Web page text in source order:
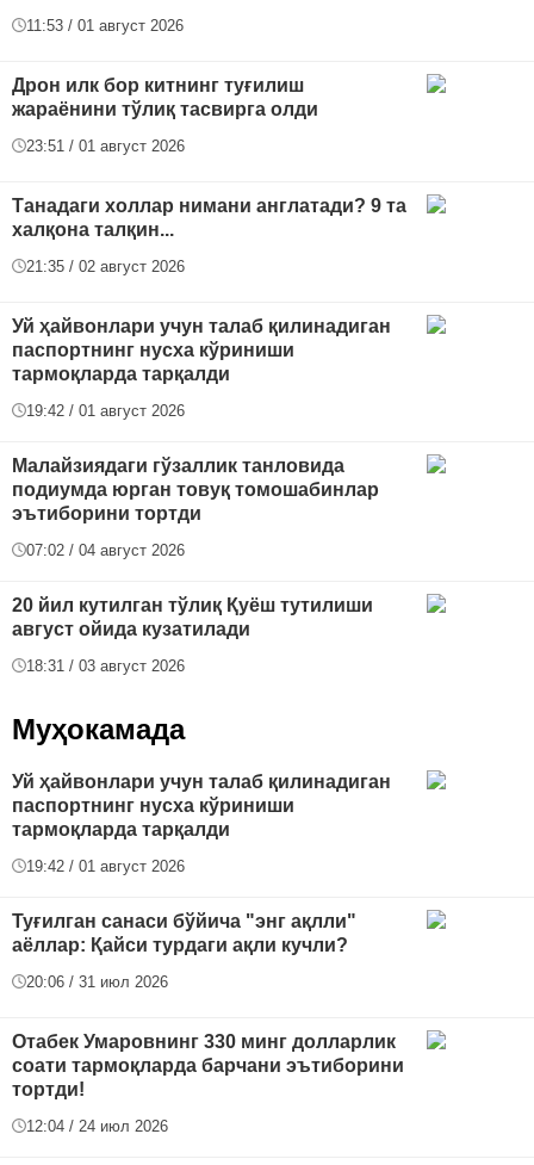
11:53 / 01 август 2026
Дрон илк бор китнинг туғилиш
жараёнини тўлиқ тасвирга олди
23:51 / 01 август 2026
Танадаги холлар нимани англатади? 9 та
халқона талқин...
21:35 / 02 август 2026
Уй ҳайвонлари учун талаб қилинадиган
паспортнинг нусха кўриниши
тармоқларда тарқалди
19:42 / 01 август 2026
Малайзиядаги гўзаллик танловида
подиумда юрган товуқ томошабинлар
эътиборини тортди
07:02 / 04 август 2026
20 йил кутилган тўлиқ Қуёш тутилиши
август ойида кузатилади
18:31 / 03 август 2026
Муҳокамада
Уй ҳайвонлари учун талаб қилинадиган
паспортнинг нусха кўриниши
тармоқларда тарқалди
19:42 / 01 август 2026
Туғилган санаси бўйича "энг ақлли"
аёллар: Қайси турдаги ақли кучли?
20:06 / 31 июл 2026
Отабек Умаровнинг 330 минг долларлик
соати тармоқларда барчани эътиборини
тортди!
12:04 / 24 июл 2026